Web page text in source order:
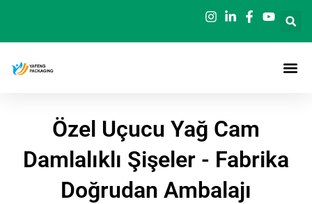
Özel Uçucu Yağ Cam
Damlalıklı Şişeler - Fabrika
Doğrudan Ambalajı